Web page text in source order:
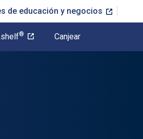
de educación y negocios
® Canjear